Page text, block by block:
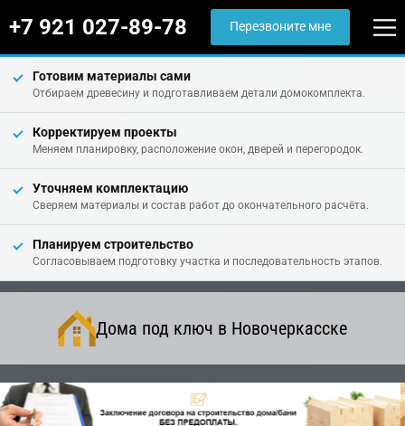
+7 921 027-89-78 Перезвоните мне
Готовим материалы сами
Отбираем древесину и подготавливаем детали домокомплекта.
Корректируем проекты
Меняем планировку, расположение окон, дверей и перегородок.
Уточняем комплектацию
Сверяем материалы и состав работ до окончательного расчёта.
Планируем строительство
Согласовываем подготовку участка и последовательность этапов.
Дома под ключ в Новочеркасске